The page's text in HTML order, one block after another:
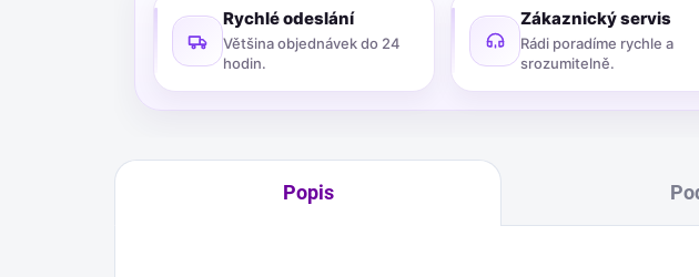
Rychlé odeslání
Většina objednávek do 24
hodin.
Zákaznický servis
Rádi poradíme rychle a
srozumitelně.
Popis